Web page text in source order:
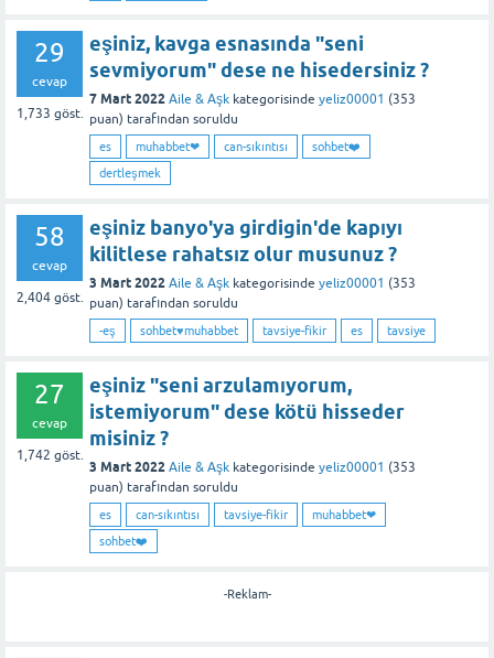
29
cevap
1,733 göst.
eşiniz, kavga esnasında "seni
sevmiyorum" dese ne hisedersiniz ?
7 Mart 2022 Aile & Aşk kategorisinde yeliz00001 (353
puan) tarafından soruldu
es muhabbet❤ can-sıkıntısı
sohbet❤️
dertleşmek
58
cevap
2,404 göst.
eşiniz banyo'ya girdigin'de kapıyı
kilitlese rahatsız olur musunuz ?
3 Mart 2022 Aile & Aşk kategorisinde yeliz00001 (353
puan) tarafından soruldu
-eş sohbet♥️muhabbet tavsiye-fikir es tavsiye
27
cevap
1,742 göst.
eşiniz "seni arzulamıyorum,
istemiyorum" dese kötü hisseder
misiniz ?
3 Mart 2022 Aile & Aşk kategorisinde yeliz00001 (353
puan) tarafından soruldu
es can-sıkıntısı tavsiye-fikir
muhabbet❤
sohbet❤️
-Reklam-